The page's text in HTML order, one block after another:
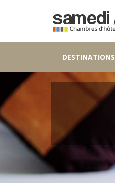
DESTINATIONS